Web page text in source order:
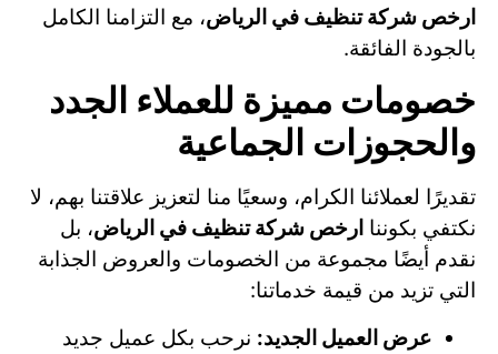
ارخص شركة تنظيف في الرياض، مع التزامنا الكامل
بالجودة الفائقة.
خصومات مميزة للعملاء الجدد
والحجوزات الجماعية
تقديرًا لعملائنا الكرام، وسعيًا منا لتعزيز علاقتنا بهم، لا
نكتفي بكوننا ارخص شركة تنظيف في الرياض، بل
نقدم أيضًا مجموعة من الخصومات والعروض الجذابة
التي تزيد من قيمة خدماتنا:
عرض العميل الجديد: نرحب بكل عميل جديد